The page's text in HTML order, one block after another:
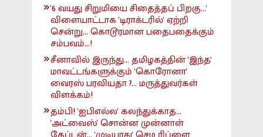
'6 வயது சிறுமியை சிதைத்தப் பிறகு...'
விளையாட்டாக 'டிராக்டரில்' ஏற்றி
சென்று... கொடூரமான பதைபதைக்கும்
சம்பவம்...!
சீனாவில் இருந்து... தமிழகத்தின் 'இந்த'
மாவட்டங்களுக்கும் 'கொரோனா'
வைரஸ் பரவியதா ?... மருத்துவர்கள்
விளக்கம்!
தம்பி! 'ஐபிஎல்ல' கலந்துக்காத...
'அட்வைஸ்' சொன்ன முன்னாள்